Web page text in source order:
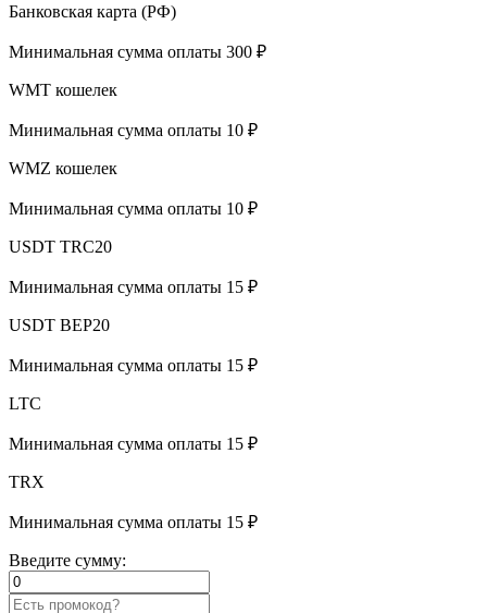
Банковская карта (РФ)
Минимальная сумма оплаты 300 ₽
WMT кошелек
Минимальная сумма оплаты 10 ₽
WMZ кошелек
Минимальная сумма оплаты 10 ₽
USDT TRC20
Минимальная сумма оплаты 15 ₽
USDT BEP20
Минимальная сумма оплаты 15 ₽
LTC
Минимальная сумма оплаты 15 ₽
TRX
Минимальная сумма оплаты 15 ₽
Введите сумму: